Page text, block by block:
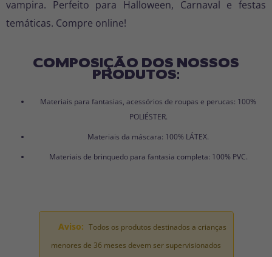
vampira. Perfeito para Halloween, Carnaval e festas
temáticas. Compre online!
COMPOSIÇÃO DOS NOSSOS
PRODUTOS:
Materiais para fantasias, acessórios de roupas e perucas: 100%
POLIÉSTER.
Materiais da máscara: 100% LÁTEX.
Materiais de brinquedo para fantasia completa: 100% PVC.
Aviso: Todos os produtos destinados a crianças
menores de 36 meses devem ser supervisionados